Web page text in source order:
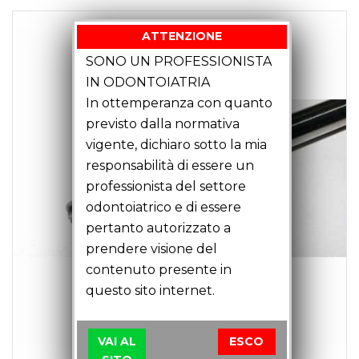
ATTENZIONE
SONO UN PROFESSIONISTA
IN ODONTOIATRIA
In ottemperanza con quanto
previsto dalla normativa
vigente, dichiaro sotto la mia
responsabilità di essere un
professionista del settore
odontoiatrico e di essere
pertanto autorizzato a
prendere visione del
contenuto presente in
questo sito internet.
VAI AL
ESCO